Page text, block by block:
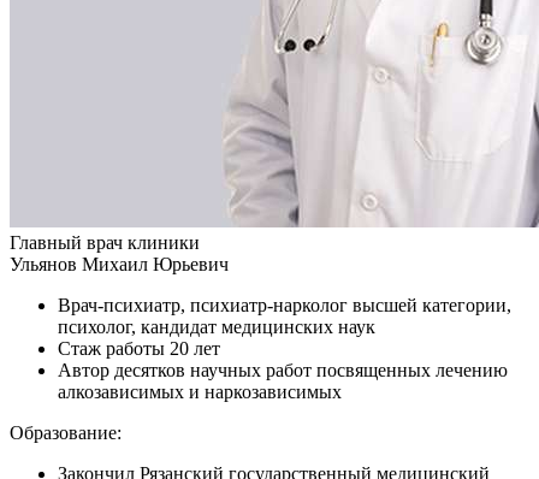
Главный врач клиники
Ульянов Михаил Юрьевич
Врач-психиатр, психиатр-нарколог высшей категории,
психолог, кандидат медицинских наук
Стаж работы 20 лет
Автор десятков научных работ посвященных лечению
алкозависимых и наркозависимых
Образование:
Закончил Рязанский государственный медицинский